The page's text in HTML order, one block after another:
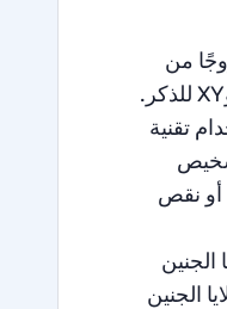
الجنين 46 كروموسومًا تتوزع في أزواج: 22 زوجًا من
الكروموسومات الجسدية (غير المرتبطة بالجنس) وزوج واحد من الكروموسومات الجنسية - XX للأنثى وXY للذكر.
تقنية
أو نقص
الجنين